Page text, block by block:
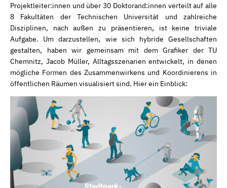
Projektleiter:innen und über 30 Doktorand:innen verteilt auf alle
8 Fakultäten der Technischen Universität und zahlreiche
Disziplinen, nach außen zu präsentieren, ist keine triviale
Aufgabe. Um darzustellen, wie sich hybride Gesellschaften
gestalten, haben wir gemeinsam mit dem Grafiker der TU
Chemnitz, Jacob Müller, Alltagsszenarien entwickelt, in denen
mögliche Formen des Zusammenwirkens und Koordinierens in
öffentlichen Räumen visualisiert sind. Hier ein Einblick: